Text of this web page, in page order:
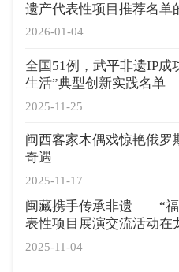
2026-01-04
遗产代表性项目推荐名单
2025-11-25
全国51例，武平非遗IP成
生活”典型创新实践名单
2025-11-17
闽西客家木偶戏惊艳俄罗
奇遇
2025-11-04
闽藏携手传承非遗——“福
表性项目展演交流活动在